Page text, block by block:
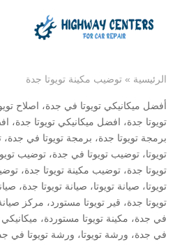
الرئيسية » توضيب مكينة تويوتا جدة
أفضل ميكانيكي تويوتا في جدة، اصلاح
تويوتا جدة، افضل ميكانيكي تويوتا جدة،
برمجة تويوتا جدة، برمجة تويوتا في جدة،
تويوتا، توضيب تويوتا في جدة، توضيب
تويوتا جدة، توضيب مكينة تويوتا جدة،
تويوتا، صيانة تويوتا، صيانة تويوتا جدة،
تويوتا جدة، قير تويوتا مستورد، مركز
في جدة، مكينة تويوتا مستوردة، ميكانيكي
في جدة، ورشة تويوتا، ورشة تويوتا في